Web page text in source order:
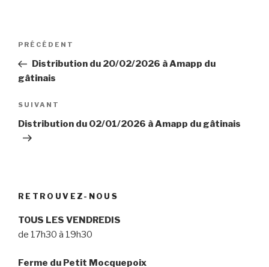
Navigation
l’article
Article
précédent
PRÉCÉDENT
Distribution du 20/02/2026 à Amapp du
gâtinais
Article
suivant
SUIVANT
Distribution du 02/01/2026 à Amapp du gâtinais
RETROUVEZ-NOUS
TOUS LES VENDREDIS
de 17h30 à 19h30
Ferme du Petit Mocquepoix